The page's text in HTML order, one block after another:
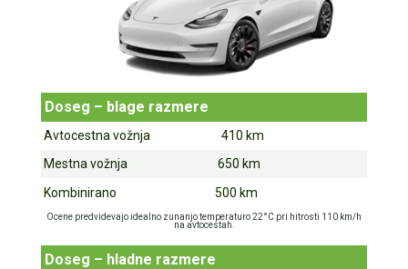
Doseg – blage razmere
Avtocestna vožnja 410 km
Mestna vožnja 650 km
Kombinirano 500 km
Ocene predvidevajo idealno zunanjo temperaturo 22°C pri hitrosti 110 km/h
na avtocestah.
Doseg – hladne razmere